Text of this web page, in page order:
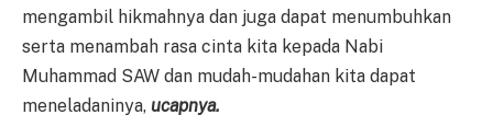
mengambil hikmahnya dan juga dapat menumbuhkan
serta menambah rasa cinta kita kepada Nabi
Muhammad SAW dan mudah-mudahan kita dapat
meneladaninya, ucapnya.